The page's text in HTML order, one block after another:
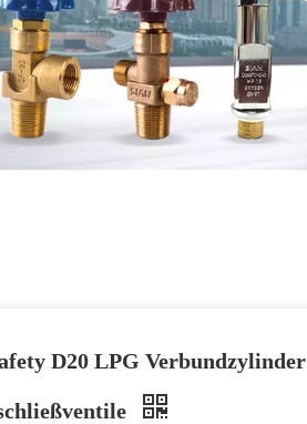
D20 LPG Verbundzylinder